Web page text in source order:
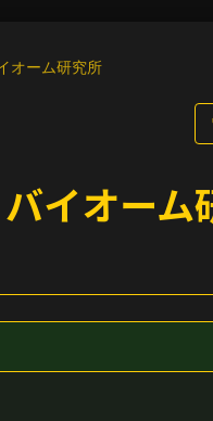
オーム研究所
イオーム